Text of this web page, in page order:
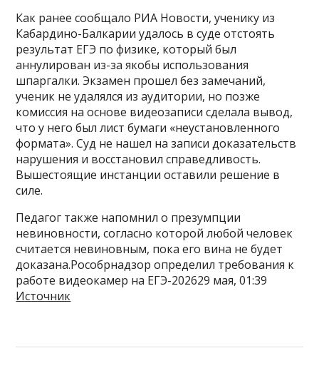
Как ранее сообщало РИА Новости, ученику из
Кабардино-Балкарии удалось в суде отстоять
результат ЕГЭ по физике, который был
аннулирован из-за якобы использования
шпаргалки. Экзамен прошел без замечаний,
ученик не удалялся из аудитории, но позже
комиссия на основе видеозаписи сделала вывод,
что у него был лист бумаги «неустановленного
формата». Суд не нашел на записи доказательств
нарушения и восстановил справедливость.
Вышестоящие инстанции оставили решение в
силе.
Педагог также напомнил о презумпции
невиновности, согласно которой любой человек
считается невиновным, пока его вина не будет
доказана.Рособрнадзор определил требования к
работе видеокамер на ЕГЭ-202629 мая, 01:39
Источник